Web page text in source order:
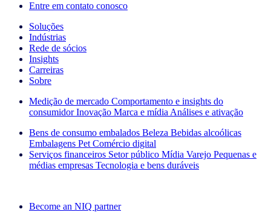
Entre em contato conosco
Soluções
Indústrias
Rede de sócios
Insights
Carreiras
Sobre
Medição de mercado Comportamento e insights do
consumidor Inovação Marca e mídia Análises e ativação
Bens de consumo embalados Beleza Bebidas alcoólicas
Embalagens Pet Comércio digital
Serviços financeiros Setor público Mídia Varejo Pequenas e
médias empresas Tecnologia e bens duráveis
Become an NIQ partner